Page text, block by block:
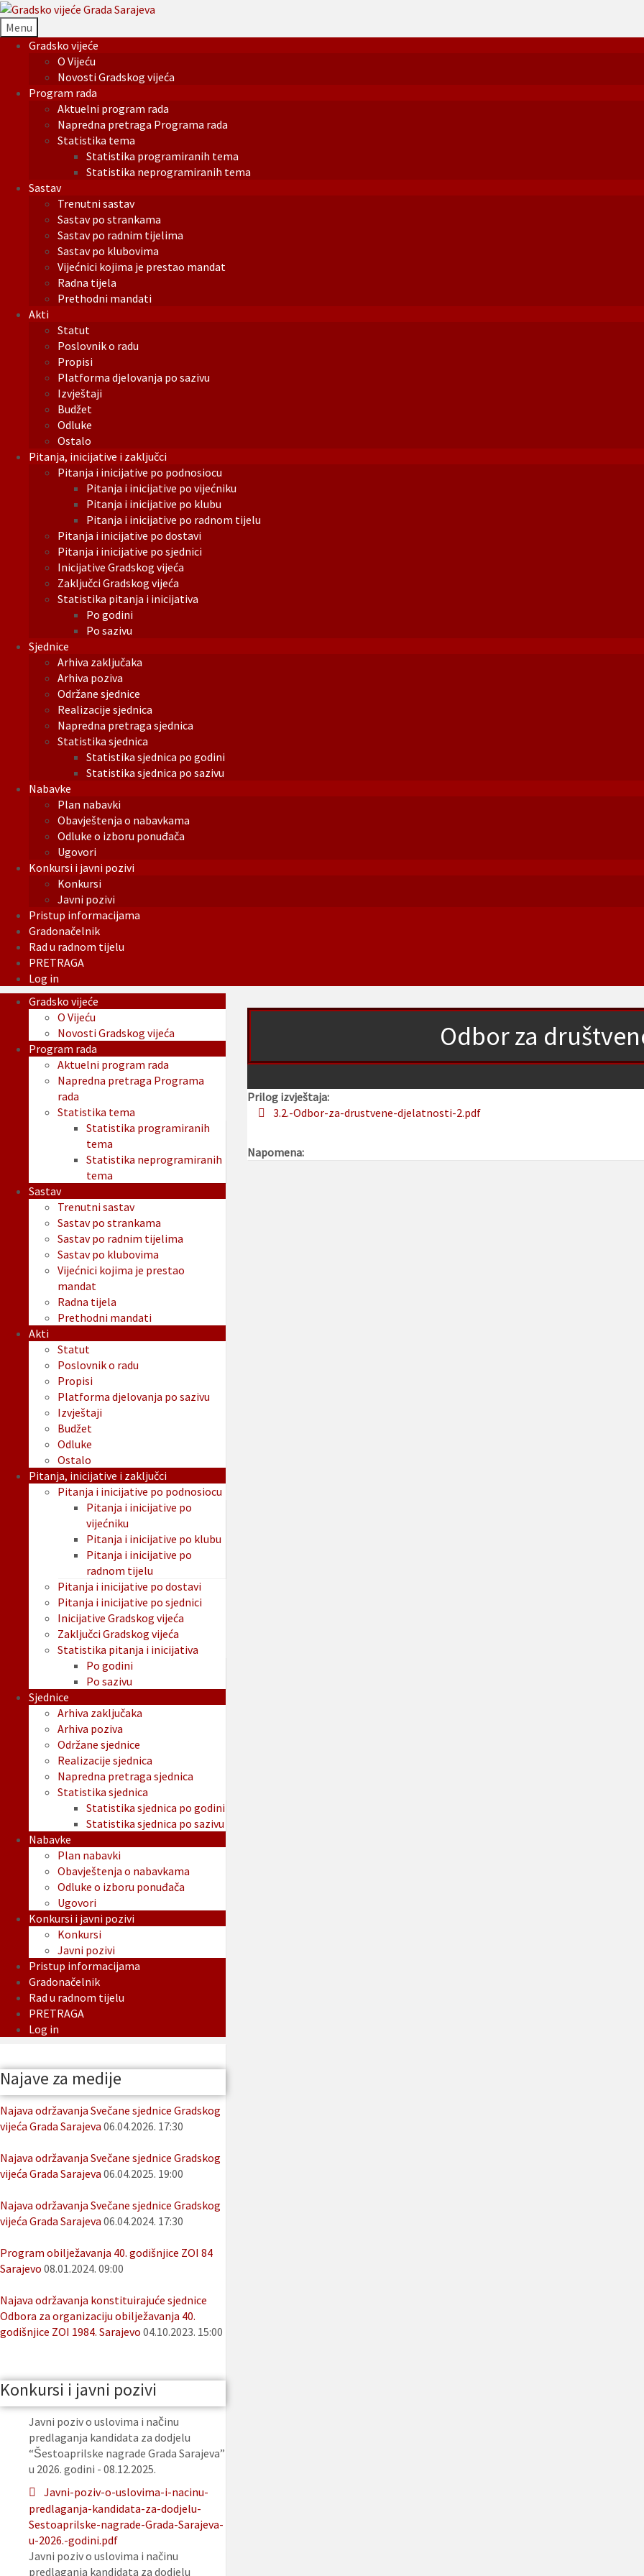
Menu
Gradsko vijeće
O Vijeću
Novosti Gradskog vijeća
Program rada
Aktuelni program rada
Napredna pretraga Programa rada
Statistika tema
Statistika programiranih tema
Statistika neprogramiranih tema
Sastav
Trenutni sastav
Sastav po strankama
Sastav po radnim tijelima
Sastav po klubovima
Vijećnici kojima je prestao mandat
Radna tijela
Prethodni mandati
Akti
Statut
Poslovnik o radu
Propisi
Platforma djelovanja po sazivu
Izvještaji
Budžet
Odluke
Ostalo
Pitanja, inicijative i zaključci
Pitanja i inicijative po podnosiocu
Pitanja i inicijative po vijećniku
Pitanja i inicijative po klubu
Pitanja i inicijative po radnom tijelu
Pitanja i inicijative po dostavi
Pitanja i inicijative po sjednici
Inicijative Gradskog vijeća
Zaključci Gradskog vijeća
Statistika pitanja i inicijativa
Po godini
Po sazivu
Sjednice
Arhiva zaključaka
Arhiva poziva
Održane sjednice
Realizacije sjednica
Napredna pretraga sjednica
Statistika sjednica
Statistika sjednica po godini
Statistika sjednica po sazivu
Nabavke
Plan nabavki
Obavještenja o nabavkama
Odluke o izboru ponuđača
Ugovori
Konkursi i javni pozivi
Konkursi
Javni pozivi
Pristup informacijama
Gradonačelnik
Rad u radnom tijelu
PRETRAGA
Log in
Odbor za
Prilog izvještaja:
3.2.-Odbor-za-drustvene-djelatnosti-2.pdf
Napomena:
Gradsko vijeće
O Vijeću
Novosti Gradskog vijeća
Program rada
Aktuelni program rada
Napredna pretraga Programa
rada
Statistika tema
Statistika programiranih
tema
Statistika neprogramiranih
tema
Sastav
Trenutni sastav
Sastav po strankama
Sastav po radnim tijelima
Sastav po klubovima
Vijećnici kojima je prestao
mandat
Radna tijela
Prethodni mandati
Akti
Statut
Poslovnik o radu
Propisi
Platforma djelovanja po sazivu
Izvještaji
Budžet
Odluke
Ostalo
Pitanja, inicijative i zaključci
Pitanja i inicijative po podnosiocu
Pitanja i inicijative po
vijećniku
Pitanja i inicijative po klubu
Pitanja i inicijative po
radnom tijelu
Pitanja i inicijative po dostavi
Pitanja i inicijative po sjednici
Inicijative Gradskog vijeća
Zaključci Gradskog vijeća
Statistika pitanja i inicijativa
Po godini
Po sazivu
Sjednice
Arhiva zaključaka
Arhiva poziva
Održane sjednice
Realizacije sjednica
Napredna pretraga sjednica
Statistika sjednica
Statistika sjednica po godini
Statistika sjednica po sazivu
Nabavke
Plan nabavki
Obavještenja o nabavkama
Odluke o izboru ponuđača
Ugovori
Konkursi i javni pozivi
Konkursi
Javni pozivi
Pristup informacijama
Gradonačelnik
Rad u radnom tijelu
PRETRAGA
Log in
Najave za medije
Najava održavanja Svečane sjednice Gradskog
vijeća Grada Sarajeva 06.04.2026. 17:30
Najava održavanja Svečane sjednice Gradskog
vijeća Grada Sarajeva 06.04.2025. 19:00
Najava održavanja Svečane sjednice Gradskog
vijeća Grada Sarajeva 06.04.2024. 17:30
Program obilježavanja 40. godišnjice ZOI 84
Sarajevo 08.01.2024. 09:00
Najava održavanja konstituirajuće sjednice
Odbora za organizaciju obilježavanja 40.
godišnjice ZOI 1984. Sarajevo 04.10.2023. 15:00
Konkursi i javni pozivi
Javni poziv o uslovima i načinu
predlaganja kandidata za dodjelu
“Šestoaprilske nagrade Grada Sarajeva”
u 2026. godini - 08.12.2025.
Javni-poziv-o-uslovima-i-nacinu-
predlaganja-kandidata-za-dodjelu-
Sestoaprilske-nagrade-Grada-Sarajeva-
u-2026.-godini.pdf
Javni poziv o uslovima i načinu
predlaganja kandidata za dodjelu